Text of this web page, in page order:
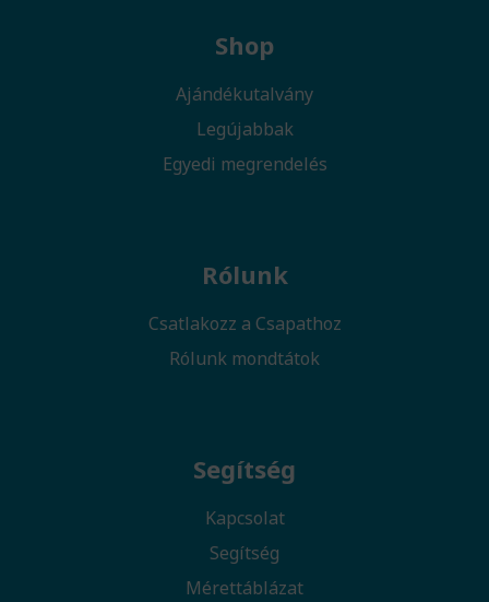
Shop
Ajándékutalvány
Legújabbak
Egyedi megrendelés
Rólunk
Csatlakozz a Csapathoz
Rólunk mondtátok
Segítség
Kapcsolat
Segítség
Mérettáblázat